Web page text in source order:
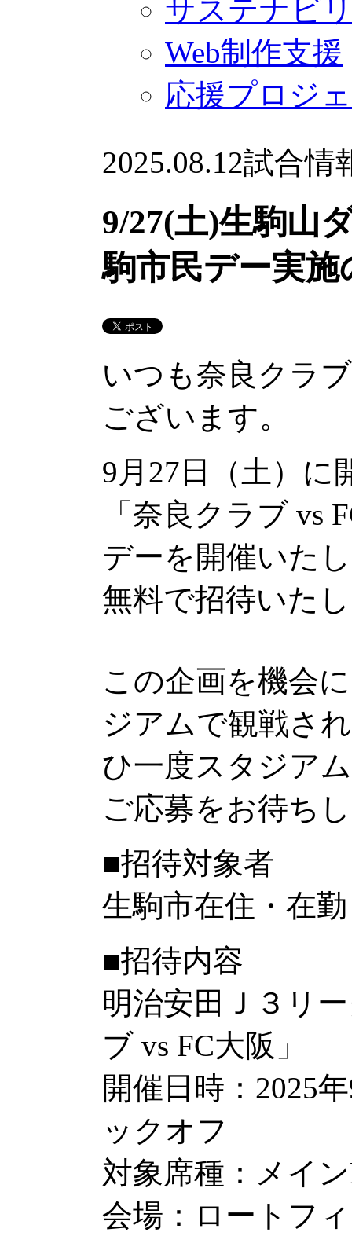
サステナビ
Web制作支援
応援プロジ
2025.08.12試合情
9/27(土)生駒山
駒市民デー実施
いつも奈良クラ
ございます。
9月27日（土）に
「奈良クラブ vs
デーを開催いた
無料で招待いた
この企画を機会
ジアムで観戦さ
ひ一度スタジア
ご応募をお待ち
■招待対象者
生駒市在住・在
■招待内容
明治安田Ｊ３リ
ブ vs FC大阪」
開催日時：2025
ックオフ
対象席種：メイ
会場：ロートフ